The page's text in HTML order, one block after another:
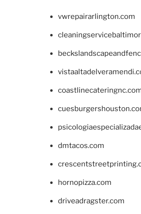
vwrepairarlington.com
dmtacos.com
hornopizza.com
driveadragster.com